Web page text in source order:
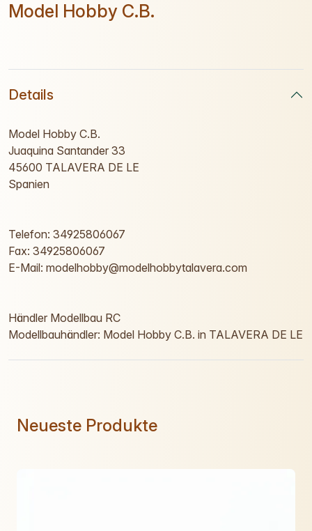
Model Hobby C.B.
Details
Model Hobby C.B.
Juaquina Santander 33
45600 TALAVERA DE LE
Spanien
Telefon: 34925806067
Fax: 34925806067
E-Mail: modelhobby@modelhobbytalavera.com
Händler Modellbau RC
Modellbauhändler: Model Hobby C.B. in TALAVERA DE LE
Neueste Produkte